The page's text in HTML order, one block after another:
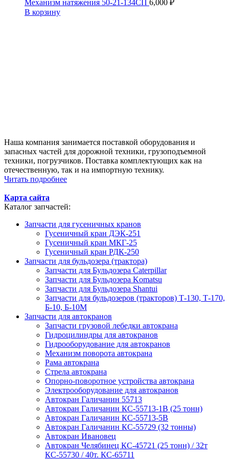
Механизм натяжения 50-21-134СП 6,000 ₽
В корзину
Наша компания занимается поставкой оборудования и
запасных частей для дорожной техники, грузоподъемной
техники, погрузчиков. Поставка комплектующих как на
отечественную, так и на импортную технику.
Читать подробнее
Карта сайта
Каталог запчастей:
Запчасти для гусеничных кранов
Гусеничный кран ДЭК-251
Гусеничный кран МКГ-25
Гусеничный кран РДК-250
Запчасти для бульдозера (трактора)
Запчасти для Бульдозера Caterpillar
Запчасти для Бульдозера Komatsu
Запчасти для Бульдозера Shantui
Запчасти для бульдозеров (тракторов) Т-130, Т-170,
Б-10, Б-10М
Запчасти для автокранов
Запчасти грузовой лебедки автокрана
Гидроцилиндры для автокранов
Гидрооборудование для автокранов
Механизм поворота автокрана
Рама автокрана
Стрела автокрана
Опорно-поворотное устройства автокрана
Электрооборудование для автокранов
Автокран Галичанин 55713
Автокран Галичанин КС-55713-1В (25 тонн)
Автокран Галичанин КС-55713-5В
Автокран Галичанин КС-55729 (32 тонны)
Автокран Ивановец
Автокран Челябинец КС-45721 (25 тонн) / 32т
КС-55730 / 40т. КС-65711